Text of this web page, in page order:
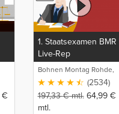
€
1. Staatsexamen BMR
Live-Rep
Bohnen Montag Rohde,
Juristische
(2534)
197,33€mtl. 64,99 €
mtl.